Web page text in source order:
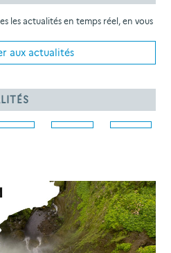
les actualités en temps réel, en vous
aux actualités